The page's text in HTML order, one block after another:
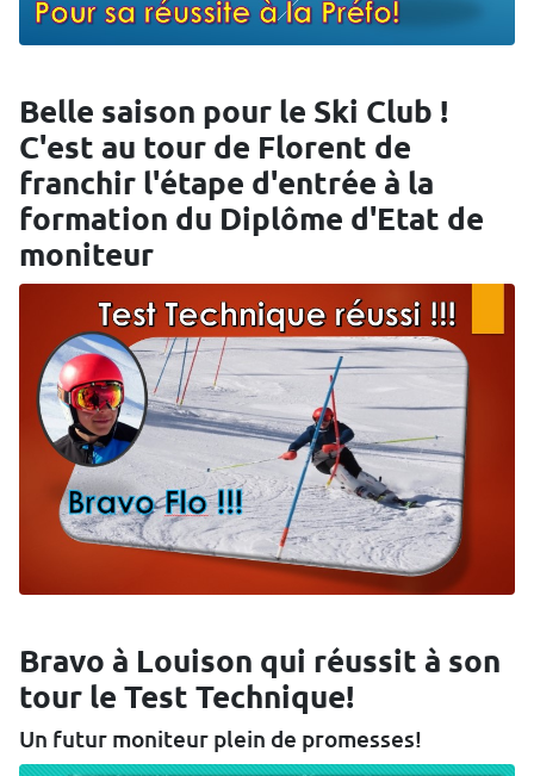
Belle saison pour le Ski Club !
C'est au tour de Florent de
franchir l'étape d'entrée à la
formation du Diplôme d'Etat de
moniteur
Bravo à Louison qui réussit à son
tour le Test Technique!
Un futur moniteur plein de promesses!